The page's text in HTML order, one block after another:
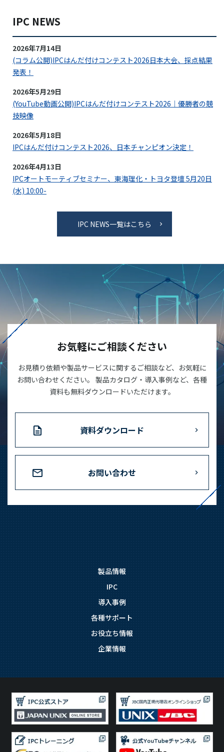
IPC NEWS
2026年7月14日
(コラム公開)IPCはんだ付けコンテスト2026日本大会、採点結果
発表！
2026年5月29日
(YouTube動画公開)IPCはんだ付けコンテスト2026｜優勝者の競
技映像
2026年5月18日
IPCはんだ付けコンテスト2026、日本チャンピオン決定！
2026年4月13日
IPCオートモーティブセミナー、東海理化・トヨタ登壇 5月20日
(水) 10:00-
IPC NEWS一覧はこちら
お気軽にご相談ください
お見積り依頼や製品サービスに関するご相談など、お気軽に
お問い合わせください。 製品カタログ・導入事例など、各種
資料も無料ダウンロードいただけます。
資料ダウンロード
お問い合わせ
製品情報
IPC
導入事例
各種サポート
お役立ち情報
企業情報